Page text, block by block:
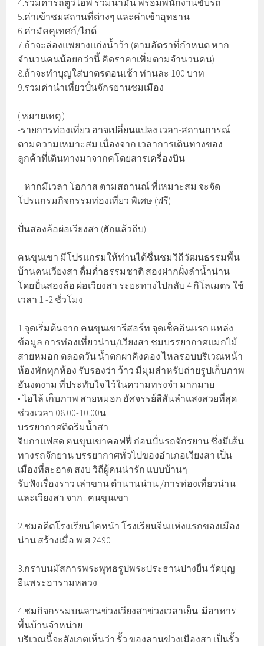
4.รวมค่ารถตู้วีไอพี รวมน้ำมัน พร้อมพนักงานขับรถ
5.ค่าเข้าชมสถานที่ต่างๆ และค่าเข้าอุทยาน
6.ค่ามัคคุเทศก์/ไกด์
7.ถ้าจะล่องแพยางแก่งน้ำว้า (ตามอัตราที่กำหนด หาก
จำนวนคนน้อยกว่านี้ คิดราคาเพิ่มตามจำนวนคน)
8.ถ้าจะทำบุญใส่บาตรตอนเช้า ท่านละ 100 บาท
9.รวมค่านำเที่ยวปั่นจักรยานชมเมือง
( หมายเหตุ )
-รายการท่องเที่ยว อาจเปลี่ยนแปลง เวลา-สถานการณ์
ตามความเหมาะสม เนื่องจาก เวลาการเดินทางของ
ลูกค้าที่เดินทางมาจากคโดยสารเครื่องบิน
– หากมีเวลา โอกาส ตามสถานณ์ ที่เหมาะสม จะจัด
โปรแกรมกิจกรรมท่องเที่ยว พิเศษ (ฟรี)
ปั่นสองล้อผ่อเวียงสา (ฮักแล้วถีบ)
ฅนขุนเขา มีโปรแกรมให้ท่านได้ชื่นชมวิถีวัฒนธรรมพื้น
บ้านคนเวียงสา ดื่มด่ำธรรมชาติ สองฝากฝั่งลำน้ำน่าน
โดยปั่นสองล้อ ผ่อเวียงสา ระยะทางไปกลับ 4 กิโลเมตร ใช้
เวลา 1 -2 ชั่วโมง
1.จุดเริ่มต้นจาก ฅนขุนเขารีสอร์ท จุดเช็คอินแรก แหล่ง
ข้อมูล การท่องเที่ยวน่าน/เวียงสา ชมบรรยากาศแมกไม้
สายหมอก ตลอดวัน น้ำตกผาคิงคอง ไหลรอบบริเวณหน้า
ห้องพักทุกห้อง รับรองว่า ว้าว มีมุมสำหรับถ่ายรูปเก็บภาพ
อันงดงาม ที่ประทับใจ ไว้ในความทรงจำ มากมาย
• ไฮไล้ เก็บภาพ สายหมอก อัศจรรย์สีสันลำแสงสวยที่สุด
ช่วงเวลา 08.00-10.00น.
บรรยากาศติดริมน้ำสา
จิบกาแฟสด ฅนขุนเขาคอฟฟี่ ก่อนปั่นรถจักรยาน ซึ่งมีเส้น
ทางรถจักยาน บรรยากาศทั่วไปของอำเภอเวียงสา เป็น
เมืองที่สะอาด สงบ วิถีผู้คนน่ารัก แบบบ้านๆ
รับฟังเรื่องราว เล่าขาน ตำนานน่าน /การท่องเที่ยวน่าน
และเวียงสา จาก ..ฅนขุนเขา
2.ชมอดีตโรงเรียนไคหนำ โรงเรียนจีนแห่งแรกของเมือง
น่าน สร้างเมื่อ พ.ศ.2490
3.กราบนมัสการพระพุทธรูปพระประธานปางยืน วัดบุญ
ยืนพระอารามหลวง
4.ชมกิจกรรมบนลานข่วงเวียงสาข่วงเวลาเย็น. มีอาหาร
พื้นบ้านจำหน่าย
บริเวณนี้จะสังเกตเห็นว่า รั้ว ของลานข่วงเมืองสา เป็นรั้ว